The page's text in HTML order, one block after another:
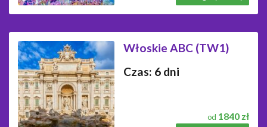
Włoskie ABC (TW1)
Czas: 6 dni
od 1840 zł